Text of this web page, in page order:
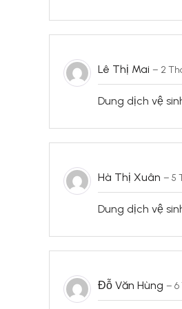
Lê Thị Mai– 2
Dung dịch vệ
Hà Thị Xuân– 5
Dung dịch vệ
Đỗ Văn Hùng– 6